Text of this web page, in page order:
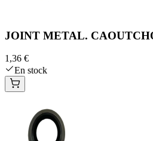
JOINT METAL.
1,36 €
En stock